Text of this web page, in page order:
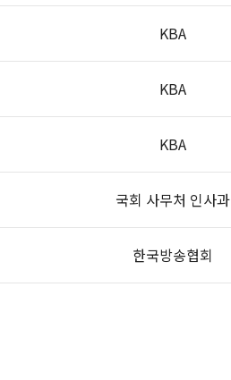
KBA
KBA
KBA
국회 사무처 인사과
한국방송협회